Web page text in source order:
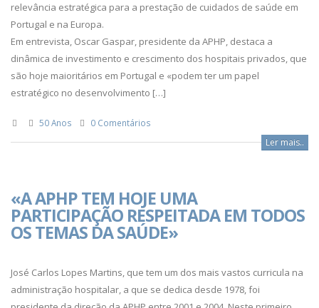
relevância estratégica para a prestação de cuidados de saúde em
Portugal e na Europa.
Em entrevista, Oscar Gaspar, presidente da APHP, destaca a
dinâmica de investimento e crescimento dos hospitais privados, que
são hoje maioritários em Portugal e «podem ter um papel
estratégico no desenvolvimento […]
50 Anos 0 Comentários
Ler mais..
«A APHP TEM HOJE UMA
PARTICIPAÇÃO RESPEITADA EM TODOS
OS TEMAS DA SAÚDE»
José Carlos Lopes Martins, que tem um dos mais vastos curricula na
administração hospitalar, a que se dedica desde 1978, foi